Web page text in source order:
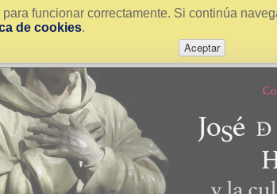
funcionar correctamente. Si continúa
de cookies.
Aceptar